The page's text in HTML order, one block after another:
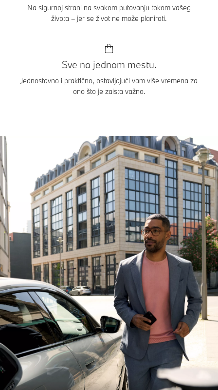
Na sigurnoj strani na svakom putovanju tokom vašeg
života – jer se život ne može planirati.
Sve na jednom mestu.
Jednostavno i praktično, ostavljajući vam više vremena za
ono što je zaista važno.